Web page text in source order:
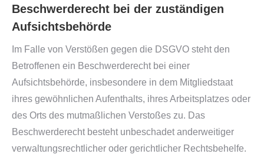
Beschwerderecht bei der zuständigen
Aufsichtsbehörde
Im Falle von Verstößen gegen die DSGVO steht den
Betroffenen ein Beschwerderecht bei einer
Aufsichtsbehörde, insbesondere in dem Mitgliedstaat
ihres gewöhnlichen Aufenthalts, ihres Arbeitsplatzes oder
des Orts des mutmaßlichen Verstoßes zu. Das
Beschwerderecht besteht unbeschadet anderweitiger
verwaltungsrechtlicher oder gerichtlicher Rechtsbehelfe.